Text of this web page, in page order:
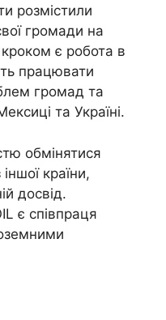
розмістили
громади на
є робота в
працювати
громад та
та Україні.
обмінятися
країни,
досвід.
є співпраця